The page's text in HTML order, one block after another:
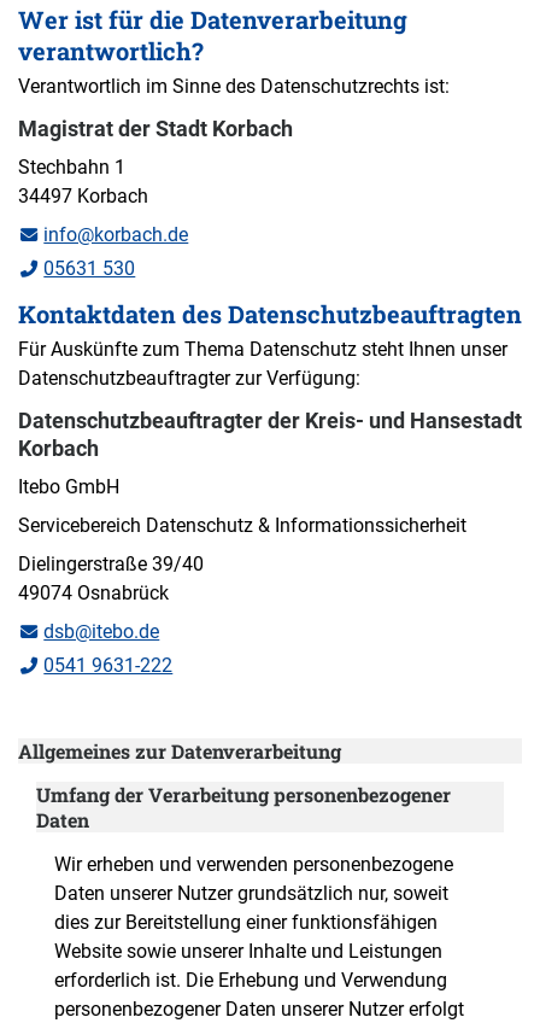
Wer ist für die Datenverarbeitung
verantwortlich?
Verantwortlich im Sinne des Datenschutzrechts ist:
Magistrat der Stadt Korbach
Stechbahn 1
34497 Korbach
info@korbach.de
05631 530
Kontaktdaten des Datenschutzbeauftragten
Für Auskünfte zum Thema Datenschutz steht Ihnen unser
Datenschutzbeauftragter zur Verfügung:
Datenschutzbeauftragter der Kreis- und Hansestadt
Korbach
Itebo GmbH
Servicebereich Datenschutz & Informationssicherheit
Dielingerstraße 39/40
49074 Osnabrück
dsb@itebo.de
0541 9631-222
Allgemeines zur Datenverarbeitung
Umfang der Verarbeitung personenbezogener
Daten
Wir erheben und verwenden personenbezogene
Daten unserer Nutzer grundsätzlich nur, soweit
dies zur Bereitstellung einer funktionsfähigen
Website sowie unserer Inhalte und Leistungen
erforderlich ist. Die Erhebung und Verwendung
personenbezogener Daten unserer Nutzer erfolgt